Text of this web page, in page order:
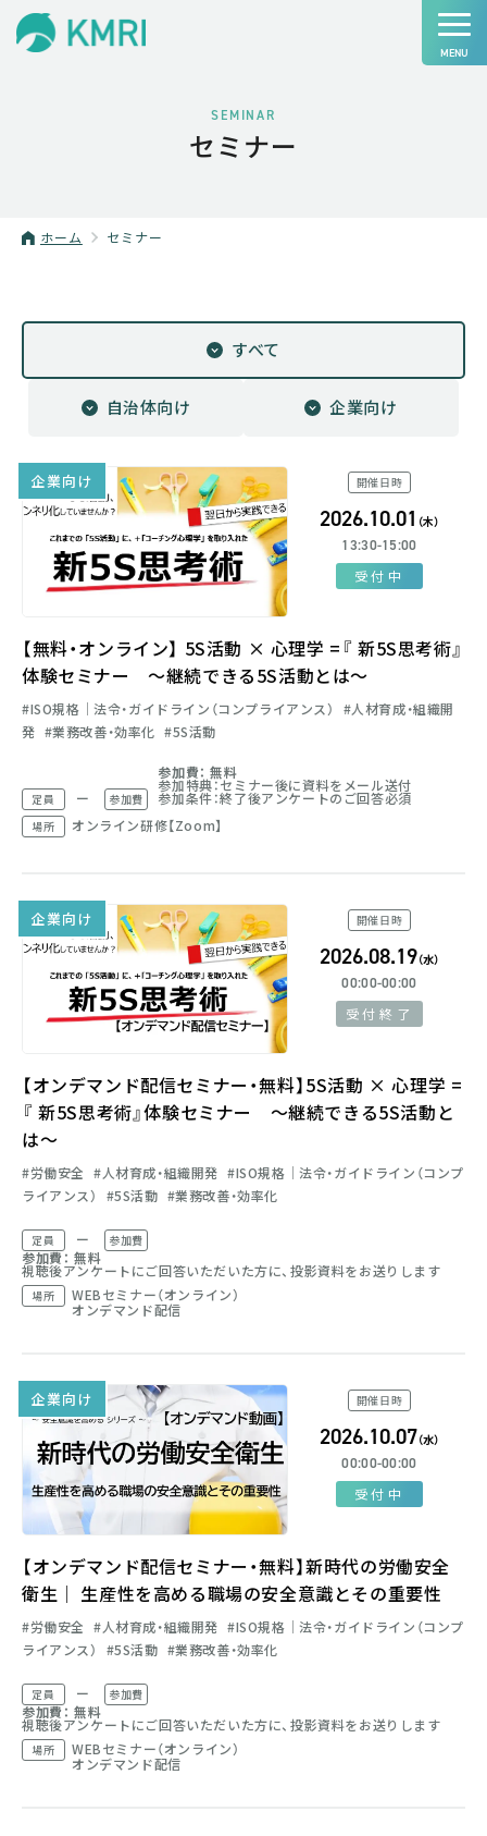
SEMINAR
セミナー
ホーム セミナー
すべて
自治体向け 企業向け
企業向け
【無料・オンライン】 5S活動 × 心理学 =『 新5S思考術』
体験セミナー ～継続できる5S活動とは～
ISO規格│法令・ガイドライン（コンプライアンス）
人材育成・組織開
発
業務改善・効率化 5S活動
定員 ー 参加費
参加費： 無料
参加特典：セミナー後に資料をメール送付
参加条件：終了後アンケートのご回答必須
場所 オンライン研修【Zoom】
開催日時
2026.10.01 （木）
13:30-15:00
受付中
企業向け
【オンデマンド配信セミナー・無料】5S活動 × 心理学 =
『 新5S思考術』体験セミナー ～継続できる5S活動と
は～
労働安全 人材育成・組織開発
ISO規格│法令・ガイドライン（コンプ
ライアンス）
5S活動 業務改善・効率化
定員 ー 参加費
参加費： 無料
視聴後アンケートにご回答いただいた方に、投影資料をお送りします
場所 WEBセミナー（オンライン）
オンデマンド配信
開催日時
2026.08.19（水）
00:00-00:00
受付終了
企業向け
【オンデマンド配信セミナー・無料】新時代の労働安全
衛生│ 生産性を高める職場の安全意識とその重要性
労働安全 人材育成・組織開発
ISO規格│法令・ガイドライン（コンプ
ライアンス）
5S活動 業務改善・効率化
定員 ー 参加費
参加費： 無料
視聴後アンケートにご回答いただいた方に、投影資料をお送りします
場所 WEBセミナー（オンライン）
オンデマンド配信
開催日時
2026.10.07（水）
00:00-00:00
受付中